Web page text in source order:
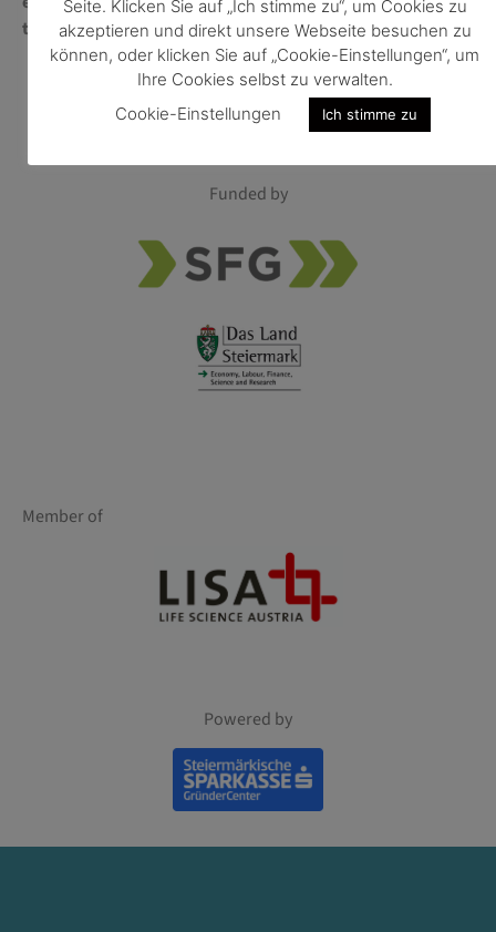
t:
+43 699 188 99 7011
Funded by
Member of
Powered by
Seite. Klicken Sie auf „Ich stimme zu“, um Cookies zu
akzeptieren und direkt unsere Webseite besuchen zu
können, oder klicken Sie auf „Cookie-Einstellungen“, um
Ihre Cookies selbst zu verwalten.
Cookie-Einstellungen
Ich stimme zu